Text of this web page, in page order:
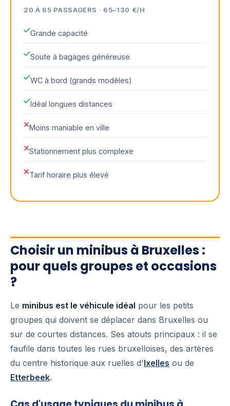
20 À 65 PASSAGERS · 65–130 €/H
Grande capacité
Soute à bagages généreuse
WC à bord (grands modèles)
Idéal longues distances
Moins maniable en ville
Stationnement plus complexe
Tarif horaire plus élevé
Choisir un minibus à Bruxelles :
pour quels groupes et occasions
?
Le minibus est le véhicule idéal pour les petits
groupes qui doivent se déplacer dans Bruxelles ou
sur de courtes distances. Ses atouts principaux : il se
faufile dans toutes les rues bruxelloises, des artères
du centre historique aux ruelles d'Ixelles ou de
Etterbeek.